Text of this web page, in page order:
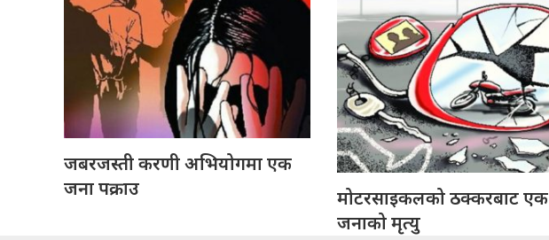
जबरजस्ती करणी अभियोगमा एक
जना पक्राउ
मोटरसाइकलको ठक्करबाट एक
जनाको मृत्यु